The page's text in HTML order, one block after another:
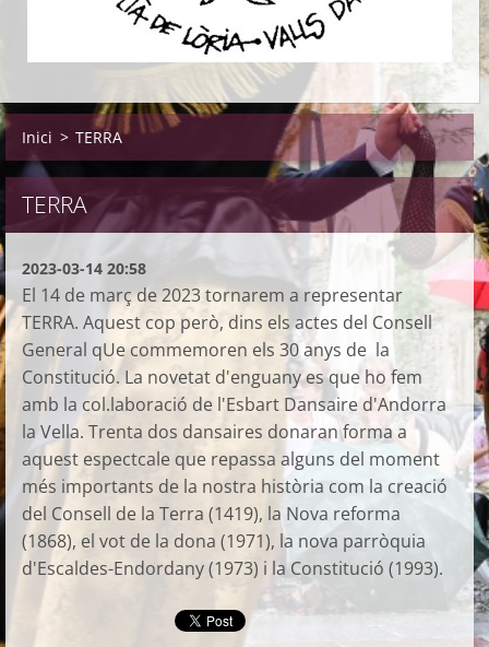
Inici > TERRA
TERRA
2023-03-14 20:58
El 14 de març de 2023 tornarem a representar
TERRA. Aquest cop però, dins els actes del Consell
General qUe commemoren els 30 anys de la
Constitució. La novetat d'enguany es que ho fem
amb la col.laboració de l'Esbart Dansaire d'Andorra
la Vella. Trenta dos dansaires donaran forma a
aquest espectcale que repassa alguns del moment
més importants de la nostra història com la creació
del Consell de la Terra (1419), la Nova reforma
(1868), el vot de la dona (1971), la nova parròquia
d'Escaldes-Endordany (1973) i la Constitució (1993).